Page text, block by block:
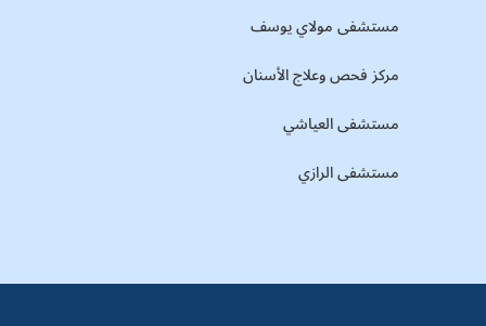
مستشفى مولاي يوسف
مركز فحص وعلاج الأسنان
مستشفى العياشي
مستشفى الرازي